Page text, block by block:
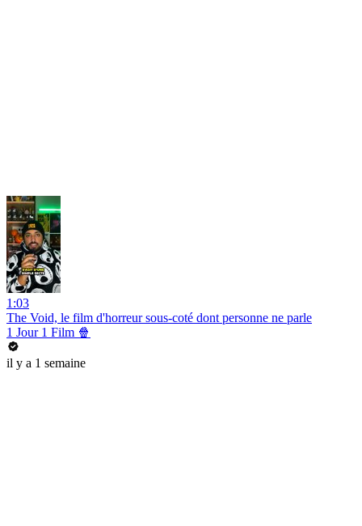
1:03
The Void, le film d'horreur sous-coté dont personne ne parle
1 Jour 1 Film 🍿
il y a 1 semaine